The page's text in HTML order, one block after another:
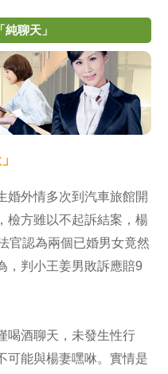
聊天」
婚外情多次到汽車旅館開
檢方雖以不起訴結案，楊
官認為兩個已婚男女竟然
，判小王姜男敗訴應賠9
喝酒聊天，未發生性行
可能與楊妻嘿咻。實情是